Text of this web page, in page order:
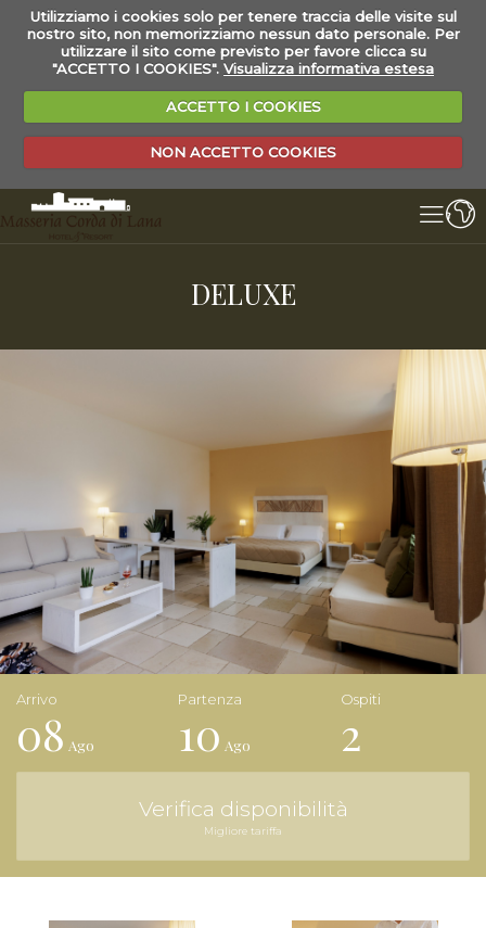
Utilizziamo i cookies solo per tenere traccia delle visite sul
nostro sito, non memorizziamo nessun dato personale. Per
utilizzare il sito come previsto per favore clicca su
"ACCETTO I COOKIES". Visualizza informativa estesa
ACCETTO I COOKIES
NON ACCETTO COOKIES
DELUXE
08 Ago 10 Ago 2
Verifica disponibilità
Migliore tariffa